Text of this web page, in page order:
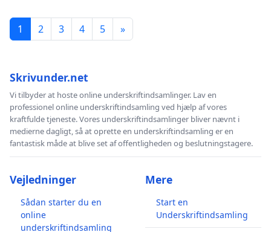
1 2 3 4 5 »
Skrivunder.net
Vi tilbyder at hoste online underskriftindsamlinger. Lav en
professionel online underskriftindsamling ved hjælp af vores
kraftfulde tjeneste. Vores underskriftindsamlinger bliver nævnt i
medierne dagligt, så at oprette en underskriftindsamling er en
fantastisk måde at blive set af offentligheden og beslutningstagere.
Vejledninger
Sådan starter du en
online
underskriftindsamling
Mere
Start en
Underskriftindsamling